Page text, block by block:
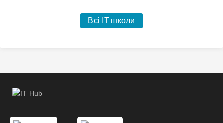
Всі IT школи